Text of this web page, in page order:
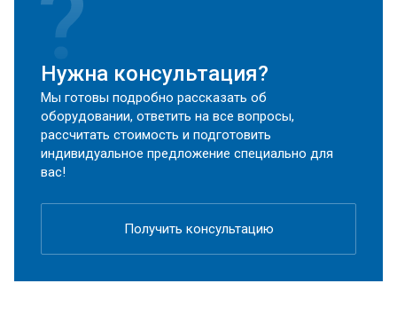
Нужна консультация?
Мы готовы подробно рассказать об
оборудовании, ответить на все вопросы,
рассчитать стоимость и подготовить
индивидуальное предложение специально для
вас!
Получить консультацию